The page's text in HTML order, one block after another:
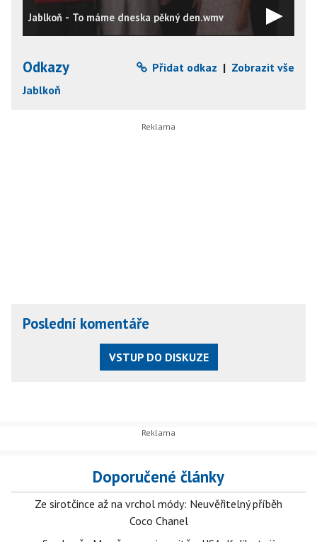
Jablkoň - To máme dneska pěkný den.wmv
Odkazy Přidat odkaz | Zobrazit vše
Jablkoň
Poslední komentáře
VSTUP DO DISKUZE
Doporučené články
Ze sirotčince až na vrchol módy: Neuvěřitelný příběh
Coco Chanel